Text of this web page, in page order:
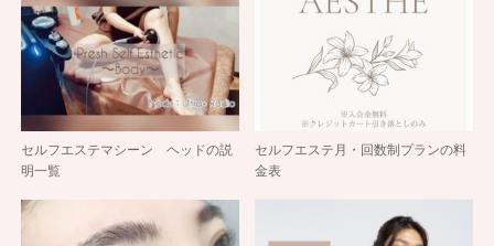
セルフエステマシーン ヘッドの説
明一覧
セルフエステ月・回数制プランの料
金表